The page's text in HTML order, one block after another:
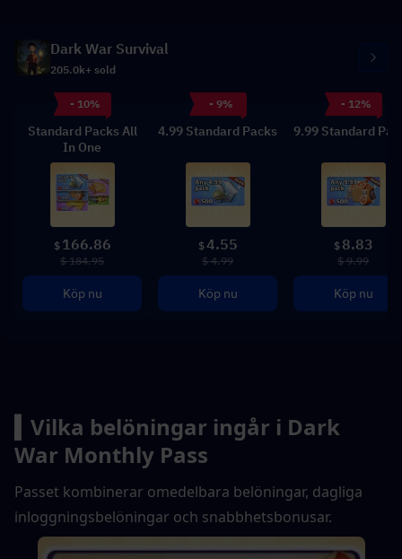
Dark War Survival
205.0k+ sold
- 10%
Standard Packs All
In One
$ 166.86
$ 184.95
Köp nu
- 9%
4.99 Standard Packs
$4.55
$ 4.99
Köp nu
- 12%
9.99 Standard
$ 8.83
$ 9.99
Köp nu
▍Vilka belöningar ingår i Dark
War Monthly Pass
Passet kombinerar omedelbara belöningar, dagliga
inloggningsbelöningar och snabbhetsbonusar.